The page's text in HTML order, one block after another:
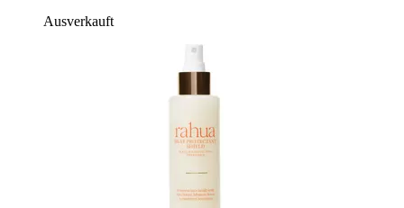
Ausverkauft